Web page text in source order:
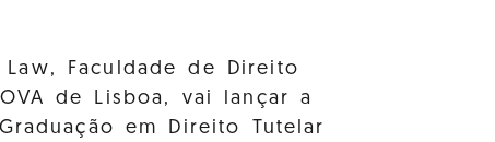
Faculdade de Direito
de Lisboa, vai lançar a
em Direito Tutelar